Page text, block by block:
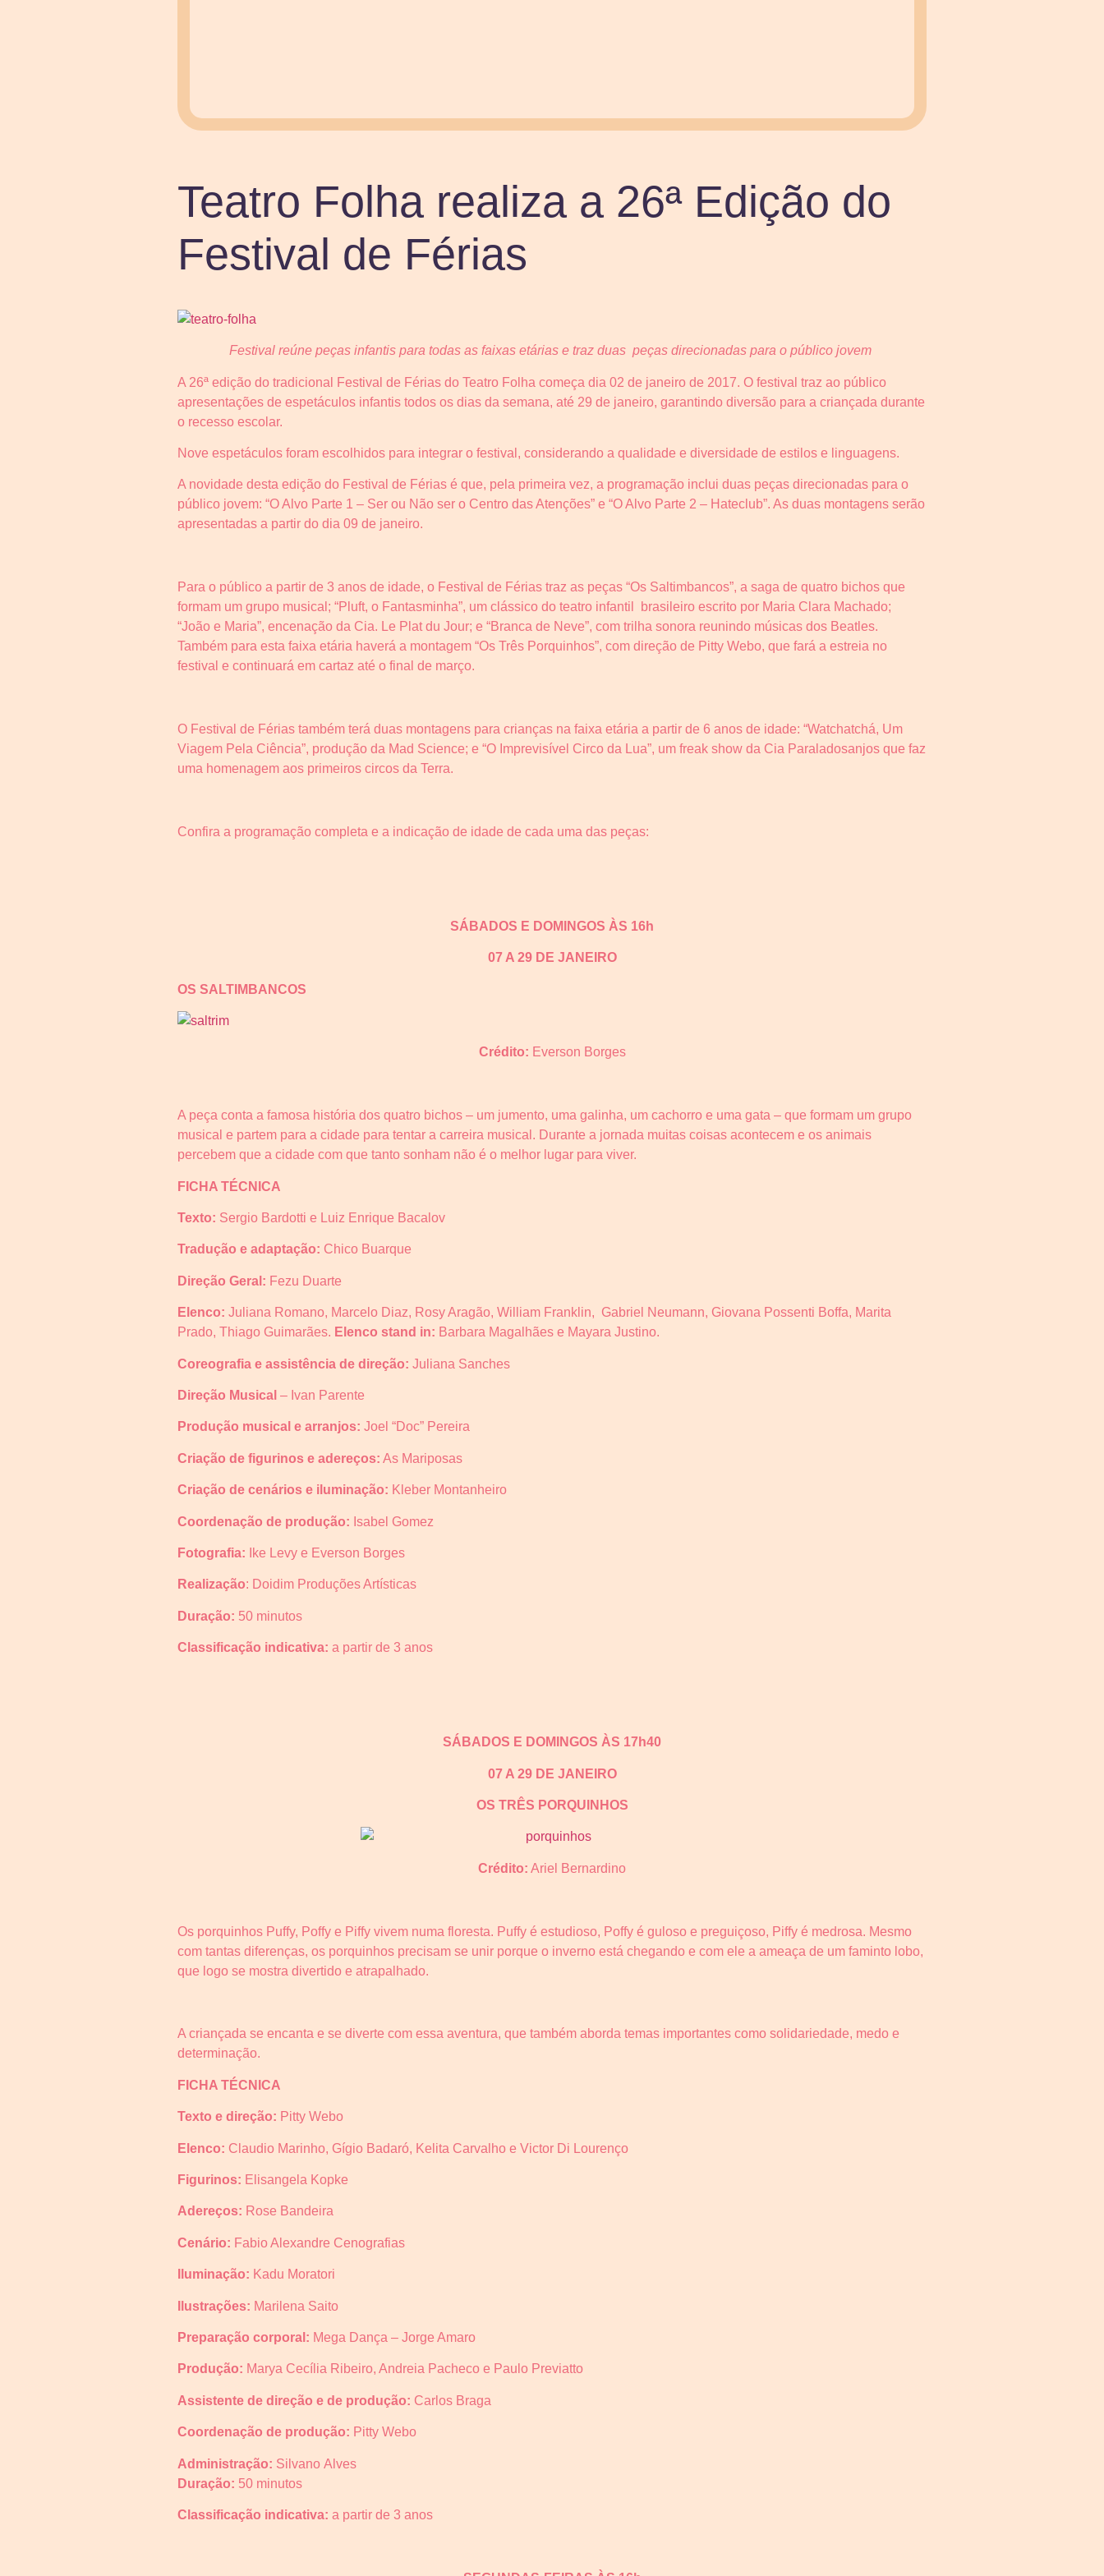
Teatro Folha realiza a 26ª Edição do
Festival de Férias
Festival reúne peças infantis para todas as faixas etárias e traz duas peças direcionadas para o público jovem
A 26ª edição do tradicional Festival de Férias do Teatro Folha começa dia 02 de janeiro de 2017. O festival traz ao público
apresentações de espetáculos infantis todos os dias da semana, até 29 de janeiro, garantindo diversão para a criançada durante
o recesso escolar.
Nove espetáculos foram escolhidos para integrar o festival, considerando a qualidade e diversidade de estilos e linguagens.
A novidade desta edição do Festival de Férias é que, pela primeira vez, a programação inclui duas peças direcionadas para o
público jovem: “O Alvo Parte 1 – Ser ou Não ser o Centro das Atenções” e “O Alvo Parte 2 – Hateclub”. As duas montagens serão
apresentadas a partir do dia 09 de janeiro.
Para o público a partir de 3 anos de idade, o Festival de Férias traz as peças “Os Saltimbancos”, a saga de quatro bichos que
formam um grupo musical; “Pluft, o Fantasminha”, um clássico do teatro infantil brasileiro escrito por Maria Clara Machado;
“João e Maria”, encenação da Cia. Le Plat du Jour; e “Branca de Neve”, com trilha sonora reunindo músicas dos Beatles.
Também para esta faixa etária haverá a montagem “Os Três Porquinhos”, com direção de Pitty Webo, que fará a estreia no
festival e continuará em cartaz até o final de março.
O Festival de Férias também terá duas montagens para crianças na faixa etária a partir de 6 anos de idade: “Watchatchá, Um
Viagem Pela Ciência”, produção da Mad Science; e “O Imprevisível Circo da Lua”, um freak show da Cia Paraladosanjos que faz
uma homenagem aos primeiros circos da Terra.
Confira a programação completa e a indicação de idade de cada uma das peças:
SÁBADOS E DOMINGOS ÀS 16h
07 A 29 DE JANEIRO
OS SALTIMBANCOS
Crédito: Everson Borges
A peça conta a famosa história dos quatro bichos – um jumento, uma galinha, um cachorro e uma gata – que formam um grupo
musical e partem para a cidade para tentar a carreira musical. Durante a jornada muitas coisas acontecem e os animais
percebem que a cidade com que tanto sonham não é o melhor lugar para viver.
FICHA TÉCNICA
Texto: Sergio Bardotti e Luiz Enrique Bacalov
Tradução e adaptação: Chico Buarque
Direção Geral: Fezu Duarte
Elenco: Juliana Romano, Marcelo Diaz, Rosy Aragão, William Franklin, Gabriel Neumann, Giovana Possenti Boffa, Marita
Prado, Thiago Guimarães. Elenco stand in: Barbara Magalhães e Mayara Justino.
Coreografia e assistência de direção: Juliana Sanches
Direção Musical – Ivan Parente
Produção musical e arranjos: Joel “Doc” Pereira
Criação de figurinos e adereços: As Mariposas
Criação de cenários e iluminação: Kleber Montanheiro
Coordenação de produção: Isabel Gomez
Fotografia: Ike Levy e Everson Borges
Realização: Doidim Produções Artísticas
Duração: 50 minutos
Classificação indicativa: a partir de 3 anos
SÁBADOS E DOMINGOS ÀS 17h40
07 A 29 DE JANEIRO
OS TRÊS PORQUINHOS
Crédito: Ariel Bernardino
Os porquinhos Puffy, Poffy e Piffy vivem numa floresta. Puffy é estudioso, Poffy é guloso e preguiçoso, Piffy é medrosa. Mesmo
com tantas diferenças, os porquinhos precisam se unir porque o inverno está chegando e com ele a ameaça de um faminto lobo,
que logo se mostra divertido e atrapalhado.
A criançada se encanta e se diverte com essa aventura, que também aborda temas importantes como solidariedade, medo e
determinação.
FICHA TÉCNICA
Texto e direção: Pitty Webo
Elenco: Claudio Marinho, Gígio Badaró, Kelita Carvalho e Victor Di Lourenço
Figurinos: Elisangela Kopke
Adereços: Rose Bandeira
Cenário: Fabio Alexandre Cenografias
Iluminação: Kadu Moratori
Ilustrações: Marilena Saito
Preparação corporal: Mega Dança – Jorge Amaro
Produção: Marya Cecília Ribeiro, Andreia Pacheco e Paulo Previatto
Assistente de direção e de produção: Carlos Braga
Coordenação de produção: Pitty Webo
Administração: Silvano Alves
Duração: 50 minutos
Classificação indicativa: a partir de 3 anos